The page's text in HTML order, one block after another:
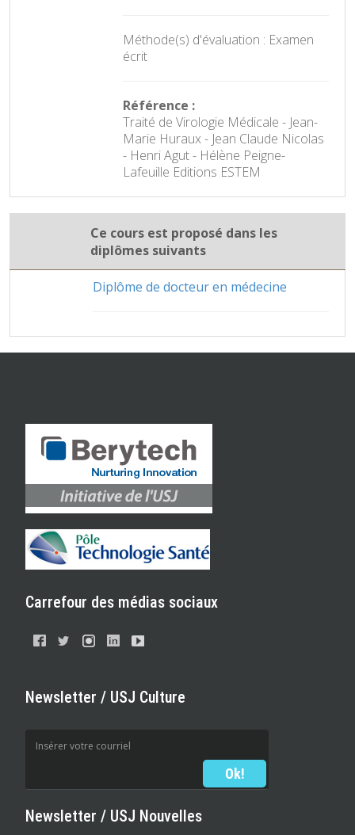
Méthode(s) d'évaluation : Examen
écrit
Référence :
Traité de Virologie Médicale - Jean-
Marie Huraux - Jean Claude Nicolas
- Henri Agut - Hélène Peigne-
Lafeuille Editions ESTEM
Ce cours est proposé dans les
diplômes suivants
Diplôme de docteur en médecine
Carrefour des médias sociaux
Newsletter / USJ Culture
Newsletter / USJ Nouvelles